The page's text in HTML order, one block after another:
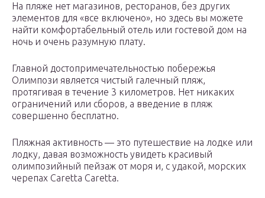
На пляже нет магазинов, ресторанов, без других
элементов для «все включено», но здесь вы можете
найти комфортабельный отель или гостевой дом на
ночь и очень разумную плату.
Главной достопримечательностью побережья
Олимпози является чистый галечный пляж,
протягивая в течение 3 километров. Нет никаких
ограничений или сборов, а введение в пляж
совершенно бесплатно.
Пляжная активность — это путешествие на лодке или
лодку, давая возможность увидеть красивый
олимпозийный пейзаж от моря и, с удакой, морских
черепах Caretta Caretta.